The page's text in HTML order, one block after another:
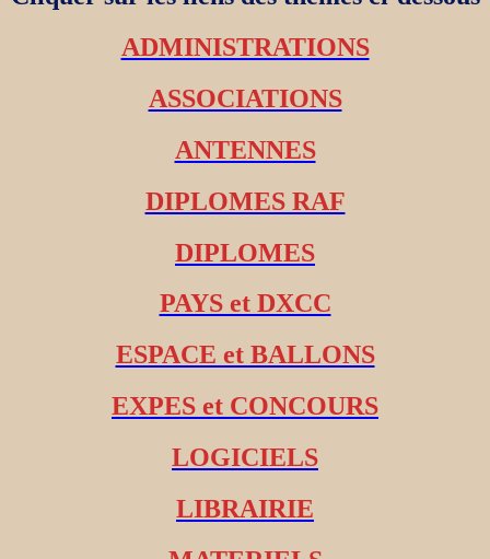
ADMINISTRATIONS
ASSOCIATIONS
ANTENNES
DIPLOMES RAF
DIPLOMES
PAYS et DXCC
ESPACE et BALLONS
EXPES et CONCOURS
LOGICIELS
LIBRAIRIE